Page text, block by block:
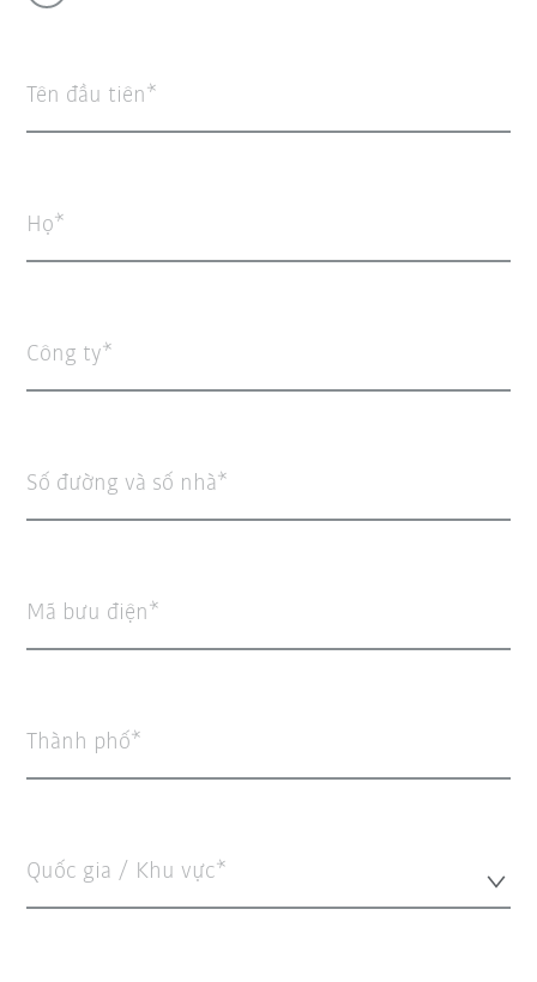
Tên đầu tiên
Họ
Công ty
Số đường và số nhà
Mã bưu điện
Thành phố
Quốc gia / Khu vực*